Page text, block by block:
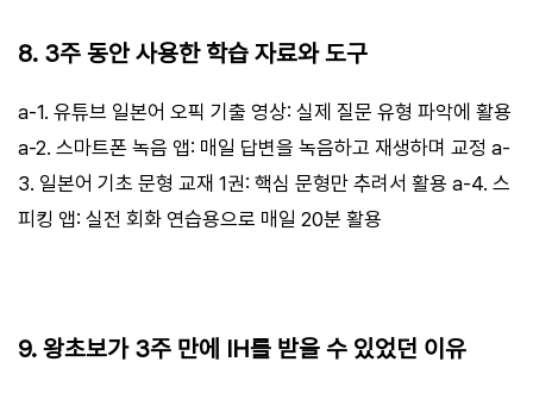
8. 3주 동안 사용한 학습 자료와 도구
a-1. 유튜브 일본어 오픽 기출 영상: 실제 질문 유형 파악에 활용
a-2. 스마트폰 녹음 앱: 매일 답변을 녹음하고 재생하며 교정 a-
3. 일본어 기초 문형 교재 1권: 핵심 문형만 추려서 활용 a-4. 스
피킹 앱: 실전 회화 연습용으로 매일 20분 활용
9. 왕초보가 3주 만에 IH를 받을 수 있었던 이유